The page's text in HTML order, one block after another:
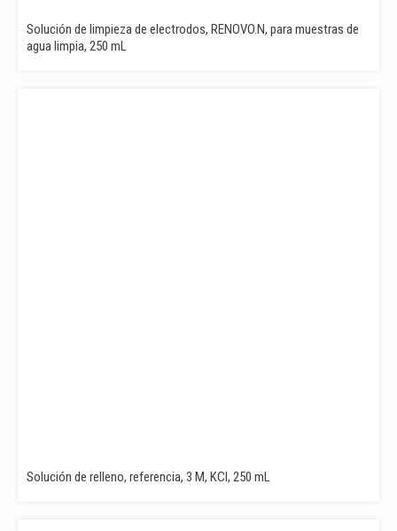
Solución de limpieza de electrodos, RENOVO.N, para muestras de
agua limpia, 250 mL
Solución de relleno, referencia, 3 M, KCl, 250 mL